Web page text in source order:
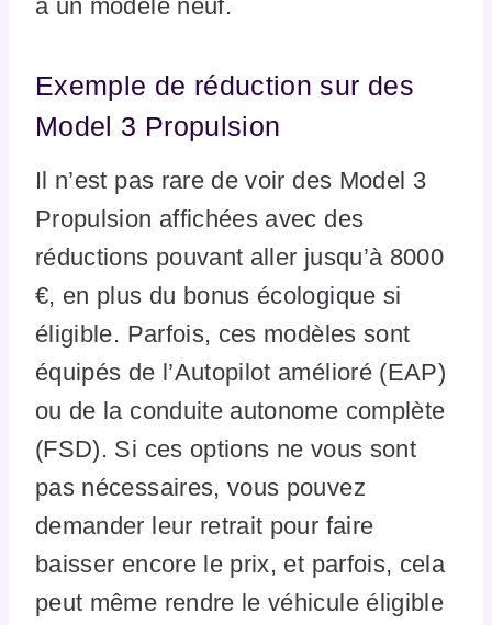
à un modèle neuf.
Exemple de réduction sur des
Model 3 Propulsion
Il n’est pas rare de voir des Model 3
Propulsion affichées avec des
réductions pouvant aller jusqu’à 8000
€, en plus du bonus écologique si
éligible. Parfois, ces modèles sont
équipés de l’Autopilot amélioré (EAP)
ou de la conduite autonome complète
(FSD). Si ces options ne vous sont
pas nécessaires, vous pouvez
demander leur retrait pour faire
baisser encore le prix, et parfois, cela
peut même rendre le véhicule éligible